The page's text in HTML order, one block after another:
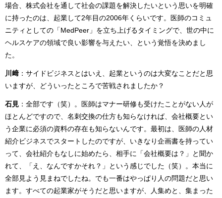
場合、株式会社を通して社会の課題を解決したいという思いを明確
に持ったのは、起業して2年目の2006年くらいです。医師のコミュ
ニティとしての「MedPeer」を立ち上げるタイミングで、世の中に
ヘルスケアの領域で良い影響を与えたい、という覚悟を決めまし
た。
川﨑 ：サイドビジネスとはいえ、起業というのは大変なことだと思
いますが、どういったところで苦戦されましたか？
石見 ：全部です（笑）。医師はマナー研修も受けたことがない人が
ほとんどですので、名刺交換の仕方も知らなければ、会社概要とい
う企業に必須の資料の存在も知らないんです。最初は、医師の人材
紹介ビジネスでスタートしたのですが、いきなり企画書を持ってい
って、会社紹介もなしに始めたら、相手に「会社概要は？」と聞か
れて、「え、なんですかそれ？」という感じでした（笑）。本当に
全部見よう見まねでしたね。でも一番はやっぱり人の問題だと思い
ます。すべての起業家がそうだと思いますが、人集めと、集まった